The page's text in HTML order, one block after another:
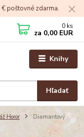
€ poštovné zdarma.
Knihy
Hľadať
0 ks
za 0,00 EUR
Horor
Diamantový